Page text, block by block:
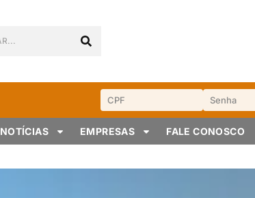
NOTÍCIAS EMPRESAS FALE CONOSCO